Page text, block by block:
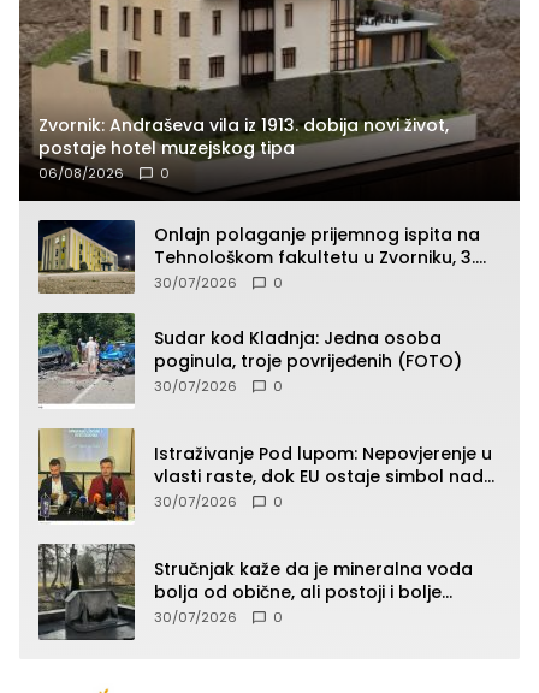
Zvornik: Andraševa vila iz 1913. dobija novi život,
postaje hotel muzejskog tipa
06/08/2026 0
Onlajn polaganje prijemnog ispita na
Tehnološkom fakultetu u Zvorniku, 3.
septembra u 9.00 časova
30/07/2026 0
Sudar kod Kladnja: Jedna osoba
poginula, troje povrijeđenih (FOTO)
30/07/2026 0
Istraživanje Pod lupom: Nepovjerenje u
vlasti raste, dok EU ostaje simbol nade
građana
30/07/2026 0
Stručnjak kaže da je mineralna voda
bolja od obične, ali postoji i bolje
rješenje
30/07/2026 0